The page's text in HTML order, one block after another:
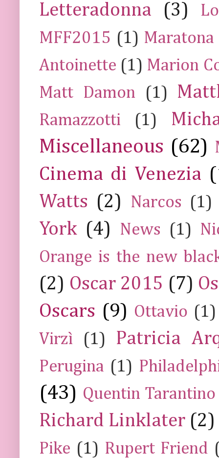
Letteradonna (3)
MFF2015 (1) Maratona
Antoinette (1) Marion
Matt Damon
(1)
Ramazzotti (1)
Miscellaneous (62)
Cinema di Venezia
Watts (2) Narcos (1)
York (4) News (1)
Orange is the new
(2) Oscar 2015 (7)
Oscars (9) Ottavio (1)
Virzì
(1) Patricia
Perugina (1)
(43) Quentin Tarantino
Richard Linklater (2)
Pike (1) Rupert Friend